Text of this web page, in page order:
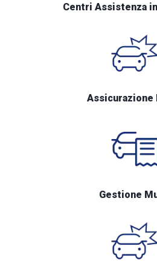
Centri Assistenza
Assicurazione
Gestione